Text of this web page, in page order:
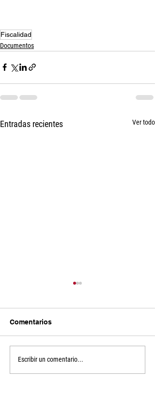
Fiscalidad
Documentos
Entradas recientes Ver todo
EXTREMOS
Comentarios
Escribir un comentario...